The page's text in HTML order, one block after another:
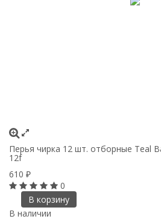
Перья чирка 12 шт. отборные Teal
12f
610 ₽
0
В корзину
В наличии